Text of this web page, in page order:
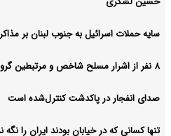
سایه حملات اسرائیل به جنوب لبنان بر
۸ نفر از اشرار مسلح شاخص و مرتبطین گروهک‌های تروریستی دستگیر شدند
صدای انفجار در پاکدشت کنترل‌شده است
تنها کسانی که در خیابان بودند ایران را